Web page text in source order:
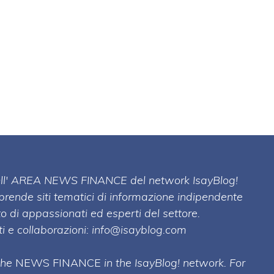
AREA NEWS FINANCE del network IsayBlog!
siti tematici di informazione indipendente
di appassionati ed esperti del settore.
e collaborazioni: info@isayblog.com
NEWS FINANCE in the IsayBlog! network. For